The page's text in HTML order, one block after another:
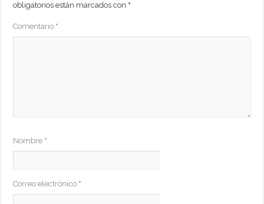
obligatorios están marcados con *
Comentario *
Nombre *
Correo electrónico *